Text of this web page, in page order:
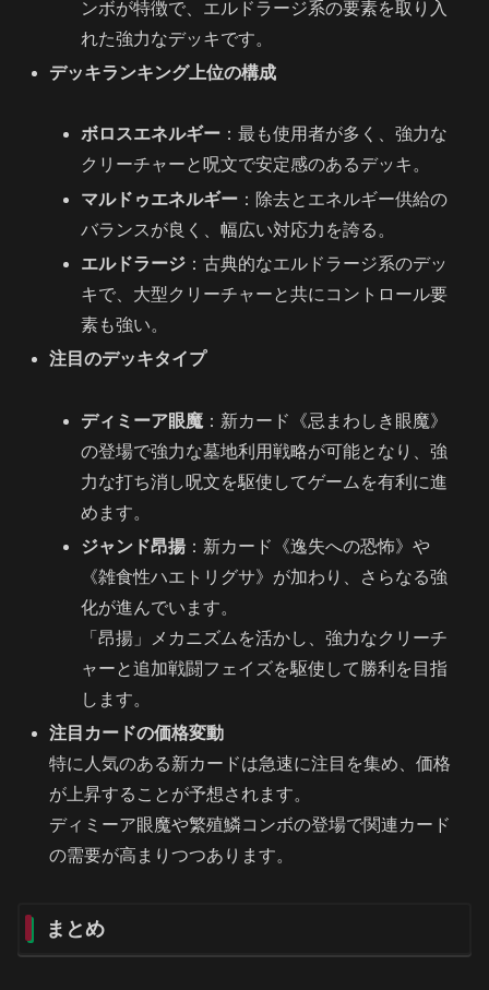
ンボが特徴で、エルドラージ系の要素を取り入
れた強力なデッキです。
デッキランキング上位の構成
ボロスエネルギー ：最も使用者が多く、強力な
クリーチャーと呪文で安定感のあるデッキ。
マルドゥエネルギー ：除去とエネルギー供給の
バランスが良く、幅広い対応力を誇る。
エルドラージ ：古典的なエルドラージ系のデッ
キで、大型クリーチャーと共にコントロール要
素も強い。
注目のデッキタイプ
ディミーア眼魔 ：新カード《忌まわしき眼魔》
の登場で強力な墓地利用戦略が可能となり、強
力な打ち消し呪文を駆使してゲームを有利に進
めます。
ジャンド昂揚 ：新カード《逸失への恐怖》や
《雑食性ハエトリグサ》が加わり、さらなる強
化が進んでいます。
「昂揚」メカニズムを活かし、強力なクリーチ
ャーと追加戦闘フェイズを駆使して勝利を目指
します。
注目カードの価格変動
特に人気のある新カードは急速に注目を集め、価格
が上昇することが予想されます。
ディミーア眼魔や繁殖鱗コンボの登場で関連カード
の需要が高まりつつあります。
まとめ